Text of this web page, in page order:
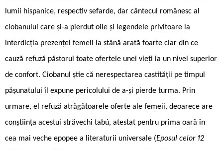
lumii hispanice, respectiv sefarde, dar cântecul românesc al
ciobanului care și-a pierdut oile și legendele privitoare la
interdicția prezenței femeii la stână arată foarte clar din ce
cauză refuză păstorul toate ofertele unei vieți la un nivel superior
de confort. Ciobanul știe că nerespectarea castității pe timpul
pășunatului îl expune pericolului de a-și pierde turma. Prin
urmare, el refuză atrăgătoarele oferte ale femeii, deoarece are
conștiința acestui străvechi tabú, atestat pentru prima oară în
cea mai veche epopee a literaturii universale (Eposul celor 12